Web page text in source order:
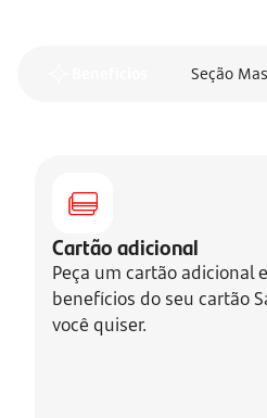
Seção
Cartão adicional
Peça um cartão adicional
benefícios do seu cartão
você quiser.